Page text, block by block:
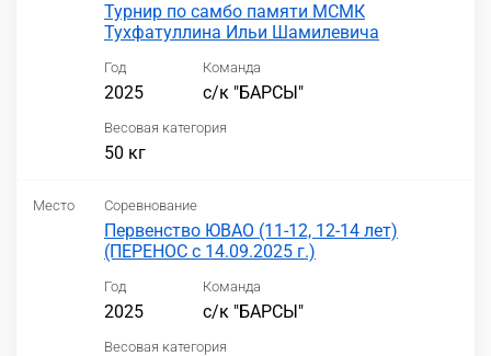
Турнир по самбо памяти МСМК
Тухфатуллина Ильи Шамилевича
Год
2025
Команда
с/к "БАРСЫ"
Весовая категория
50 кг
Место Соревнование
Первенство ЮВАО (11-12, 12-14 лет)
(ПЕРЕНОС с 14.09.2025 г.)
Год
2025
Команда
с/к "БАРСЫ"
Весовая категория